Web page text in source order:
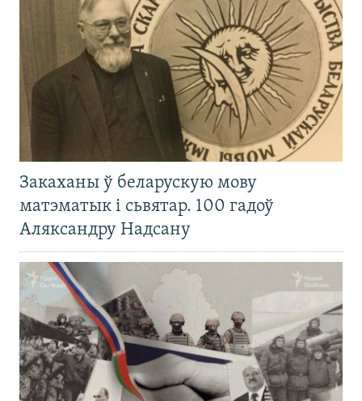
Закаханы ў беларускую мову
матэматык і сьвятар. 100 гадоў
Аляксандру Надсану